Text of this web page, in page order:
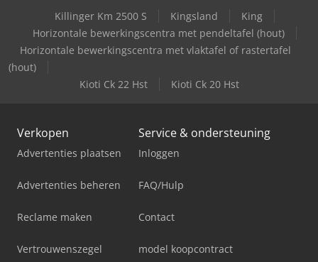
Killinger Km 2500 S Kingsland
King
Horizontale bewerkingscentra met pendeltafel (hout)
Horizontale bewerkingscentra met vlaktafel of rastertafel
(hout)
Kioti Ck 22 Hst
Kioti Ck 20 Hst
Verkopen
Advertenties plaatsen
Advertenties beheren
Reclame maken
Vertrouwenszegel
Service & ondersteuning
Inloggen
FAQ/Hulp
Contact
model koopcontract